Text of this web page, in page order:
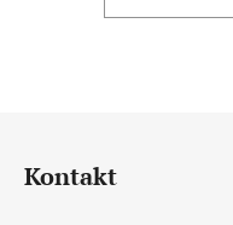
Kontakt